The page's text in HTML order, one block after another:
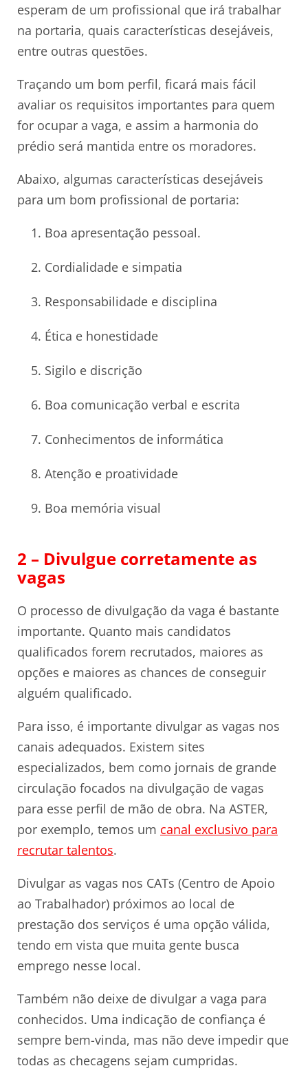
esperam de um profissional que irá trabalhar
na portaria, quais características desejáveis,
entre outras questões.
Traçando um bom perfil, ficará mais fácil
avaliar os requisitos importantes para quem
for ocupar a vaga, e assim a harmonia do
prédio será mantida entre os moradores.
Abaixo, algumas características desejáveis
para um bom profissional de portaria:
Boa apresentação pessoal.
Cordialidade e simpatia
Responsabilidade e disciplina
Ética e honestidade
Sigilo e discrição
Boa comunicação verbal e escrita
Conhecimentos de informática
Atenção e proatividade
Boa memória visual
2 – Divulgue corretamente as
vagas
O processo de divulgação da vaga é bastante
importante. Quanto mais candidatos
qualificados forem recrutados, maiores as
opções e maiores as chances de conseguir
alguém qualificado.
Para isso, é importante divulgar as vagas nos
canais adequados. Existem sites
especializados, bem como jornais de grande
circulação focados na divulgação de vagas
para esse perfil de mão de obra. Na ASTER,
por exemplo, temos um canal exclusivo para
recrutar talentos.
Divulgar as vagas nos CATs (Centro de Apoio
ao Trabalhador) próximos ao local de
prestação dos serviços é uma opção válida,
tendo em vista que muita gente busca
emprego nesse local.
Também não deixe de divulgar a vaga para
conhecidos. Uma indicação de confiança é
sempre bem-vinda, mas não deve impedir que
todas as checagens sejam cumpridas.